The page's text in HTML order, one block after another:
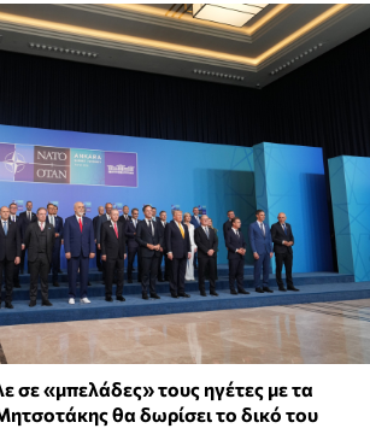
σε «μπελάδες» τους ηγέτες με τα
θα δωρίσει το δικό του